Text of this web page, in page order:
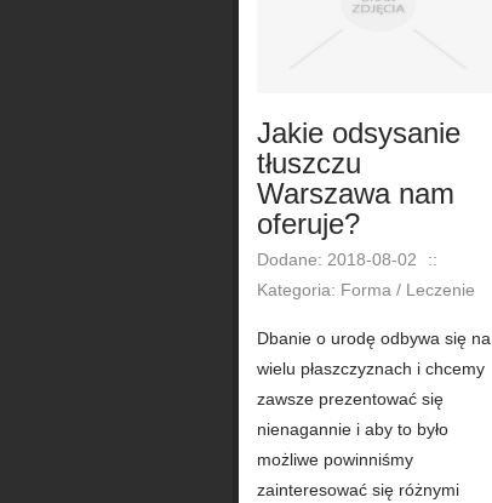
Jakie odsysanie
tłuszczu
Warszawa nam
oferuje?
Dodane: 2018-08-02
::
Kategoria: Forma / Leczenie
Dbanie o urodę odbywa się na
wielu płaszczyznach i chcemy
zawsze prezentować się
nienagannie i aby to było
możliwe powinniśmy
zainteresować się różnymi